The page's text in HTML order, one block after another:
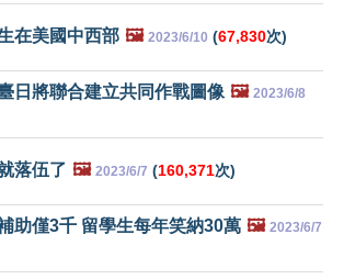
在美國中西部 🖼️ 2023/6/10 (67,830次)
日將聯合建立共同作戰圖像 🖼️ 2023/6/8
落伍了 🖼️ 2023/6/7 (160,371次)
助僅3千 留學生每年笑納30萬 🖼️ 2023/6/7